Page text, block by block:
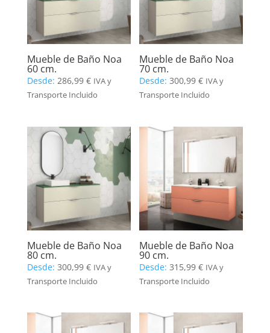
Mueble de Baño Noa
60 cm.
Desde: 286,99 € IVA y
Transporte Incluido
Mueble de Baño Noa
70 cm.
Desde:300,99€ IVA y
Transporte Incluido
Mueble de Baño Noa
80 cm.
Desde: 300,99 € IVA y
Transporte Incluido
Mueble de Baño Noa
90 cm.
Desde:315,99€ IVA y
Transporte Incluido